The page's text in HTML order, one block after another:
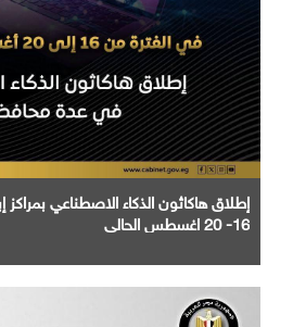
إطلاق هاكاثون الذكاء الاصطناعي
16- 20 اغسطس الحالي